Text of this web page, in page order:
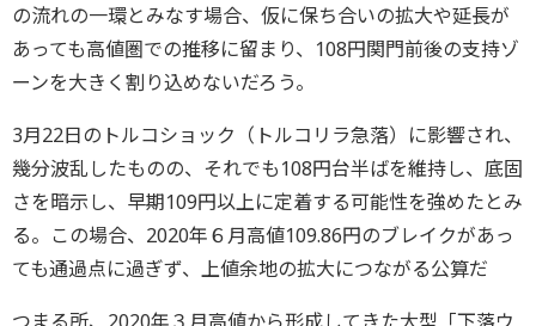
の流れの一環とみなす場合、仮に保ち合いの拡大や延長が
あっても高値圏での推移に留まり、108円関門前後の支持ゾ
ーンを大きく割り込めないだろう。
3月22日のトルコショック（トルコリラ急落）に影響され、
幾分波乱したものの、それでも108円台半ばを維持し、底固
さを暗示し、早期109円以上に定着する可能性を強めたとみ
る。この場合、2020年６月高値109.86円のブレイクがあっ
ても通過点に過ぎず、上値余地の拡大につながる公算だ